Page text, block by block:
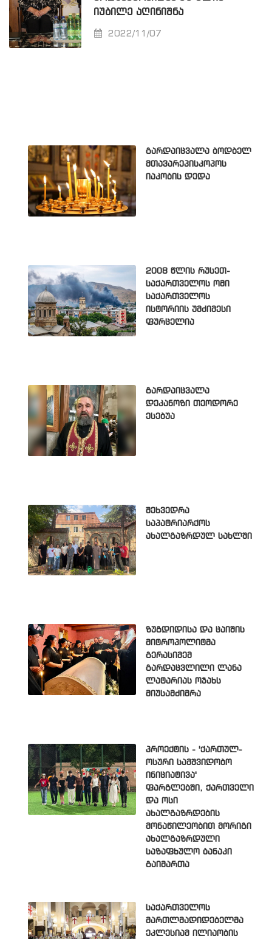
ᲘᲣᲑᲘᲚᲔ ᲐᲦᲘᲜᲘᲨᲜᲐ
2022/11/07
გარდაიცვალა ბოდბელ
მთავარეპისკოპოს
იაკობის დედა
2008 წლის რუსეთ-
საქართველოს ომი
საქართველოს
ისტორიის უმძიმესი
ფურცელია
გარდაიცვალა
დეკანოზი თეოდორე
ესებუა
შეხვედრა
საპატრიარქოს
ახალგაზრდულ სახლში
ზუგდიდისა და ცაიშის
მიტროპოლიტმა
გერასიმემ
გარდაცვლილი ლანა
ლატარიას ოჯახს
მიუსამძიმრა
პროექტის - 'ქართულ-
ოსური სამშვიდობო
ინიციატივა'
ფარგლებში, ქართველი
და ოსი
ახალგაზრდების
მონაწილეობით მორიგი
ახალგაზრდული
საზაფხულო ბანაკი
გაიმართა
საქართველოს
მართლმადიდებელმა
ეკლესიამ ილიაობის